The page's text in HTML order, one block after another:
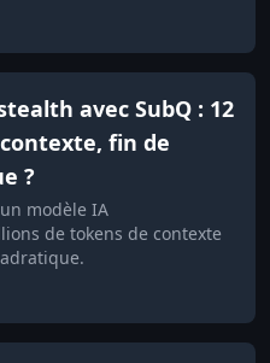
avec SubQ : 12
fin de
?
modèle IA
de tokens de contexte